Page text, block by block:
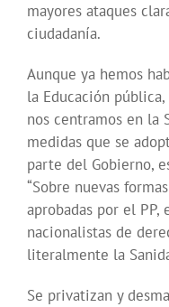
mayores ataques
ciudadanía.
Aunque ya hemos
la Educación
nos centramos en la
medidas que se
parte del Gobierno,
“Sobre nuevas
aprobadas por el PP,
nacionalistas de
literalmente la
Se privatizan y